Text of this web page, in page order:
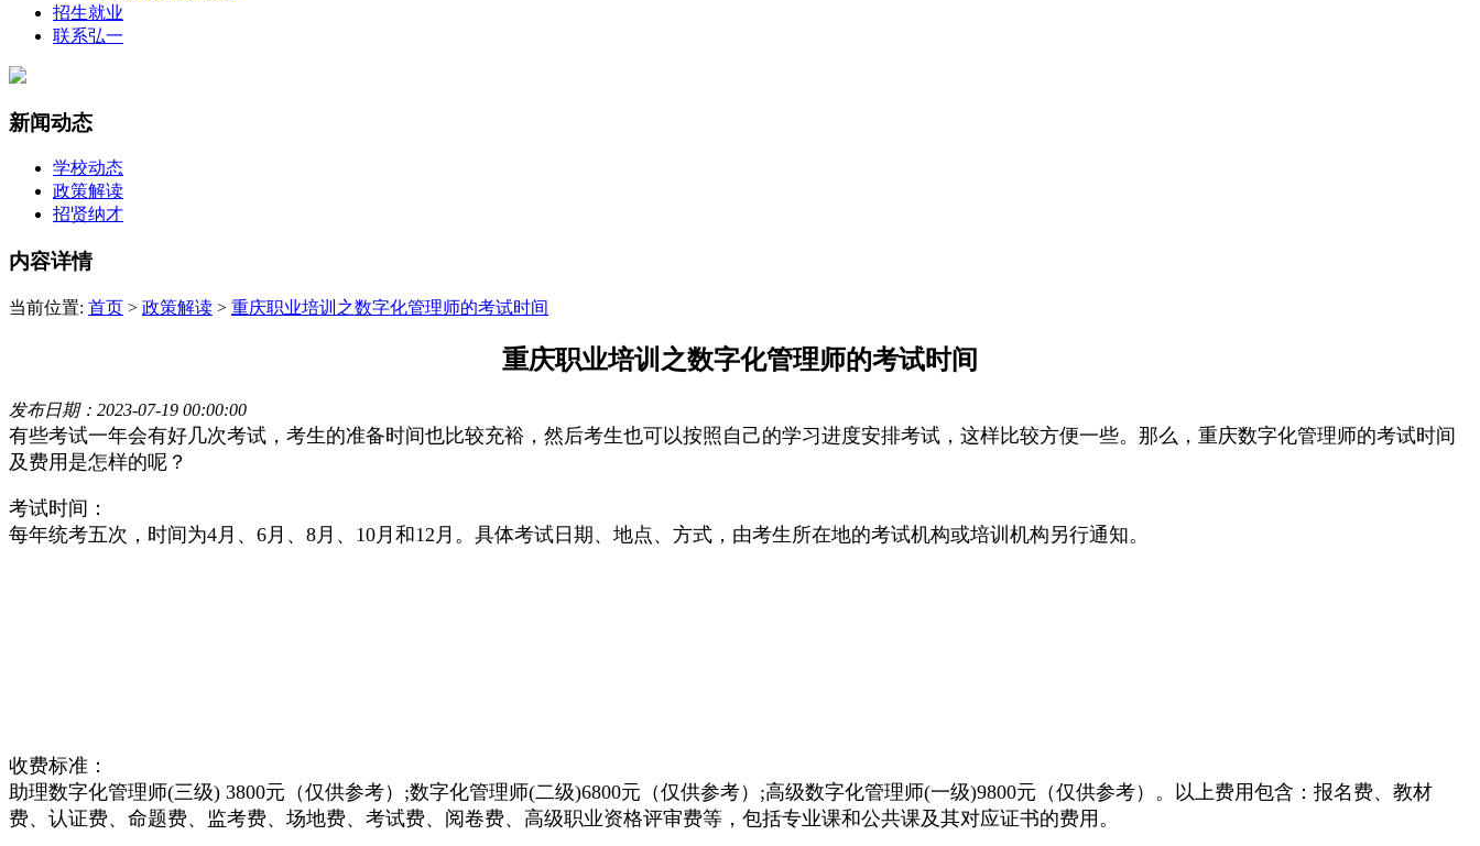
招生就业
联系弘一
新闻动态
学校动态
政策解读
招贤纳才
内容详情
当前位置: 首页 > 政策解读 > 重庆职业培训之数字化管理师的考试时间
重庆职业培训之数字化管理师的考试时间
发布日期：2023-07-19 00:00:00
有些考试一年会有好几次考试，考生的准备时间也比较充裕，然后考生也可以按照自己的学习进度安排考试，这样比较方便一些。那么，重庆数字化管理师的考试时间
及费用是怎样的呢？
考试时间：
每年统考五次，时间为4月、6月、8月、10月和12月。具体考试日期、地点、方式，由考生所在地的考试机构或培训机构另行通知。
收费标准：
助理数字化管理师(三级) 3800元（仅供参考）;数字化管理师(二级)6800元（仅供参考）;高级数字化管理师(一级)9800元（仅供参考）。以上费用包含：报名费、教材
费、认证费、命题费、监考费、场地费、考试费、阅卷费、高级职业资格评审费等，包括专业课和公共课及其对应证书的费用。